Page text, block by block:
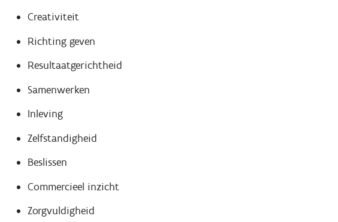
Creativiteit
Richting geven
Resultaatgerichtheid
Samenwerken
Inleving
Zelfstandigheid
Beslissen
Commercieel inzicht
Zorgvuldigheid